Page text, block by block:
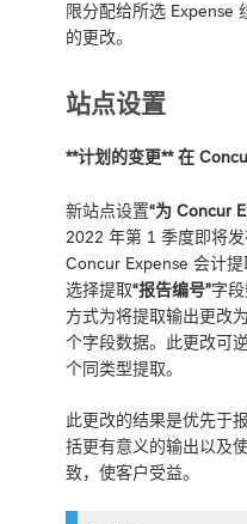
限分配给所选 Expense
的更改。
站点设置
**计划的变更** 在
新站点设置“为 Concur
2022 年第 1 季度即将
Concur Expense 会计
选择提取“报告编号”字
方式为将提取输出更改
个字段数据。此更改可
个同类型提取。
此更改的结果是优先于
括更有意义的输出以及
致，使客户受益。